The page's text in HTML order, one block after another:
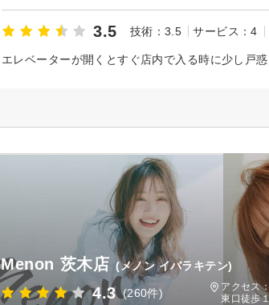
3.5 技術：3.5 サービス：4
Menon 茨木店 (メノン イバラキテン)
4.3 (260件)
アクセス
東口徒歩